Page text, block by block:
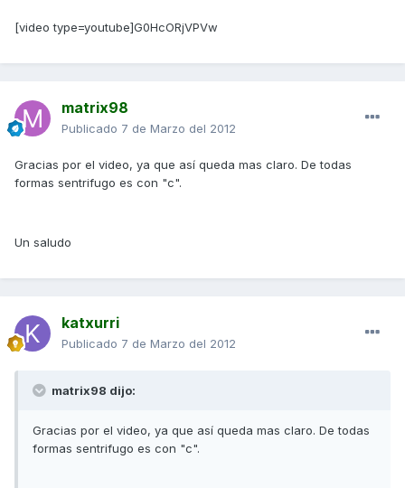
[video type=youtube]G0HcORjVPVw
matrix98
Publicado 7 de Marzo del 2012
Gracias por el video, ya que así queda mas claro. De todas
formas sentrifugo es con "c".
Un saludo
katxurri
Publicado 7 de Marzo del 2012
matrix98 dijo:
Gracias por el video, ya que así queda mas claro. De todas
formas sentrifugo es con "c".